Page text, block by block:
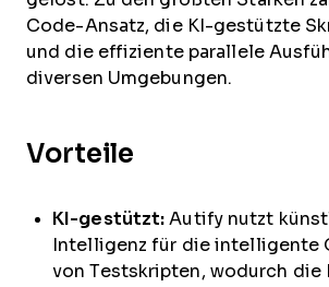
Code-Ansatz, die KI-gestützte
und die effiziente parallele
diversen Umgebungen.
Vorteile
KI-gestützt: Autify nutzt
Intelligenz für die intelligente
von Testskripten, wodurch die